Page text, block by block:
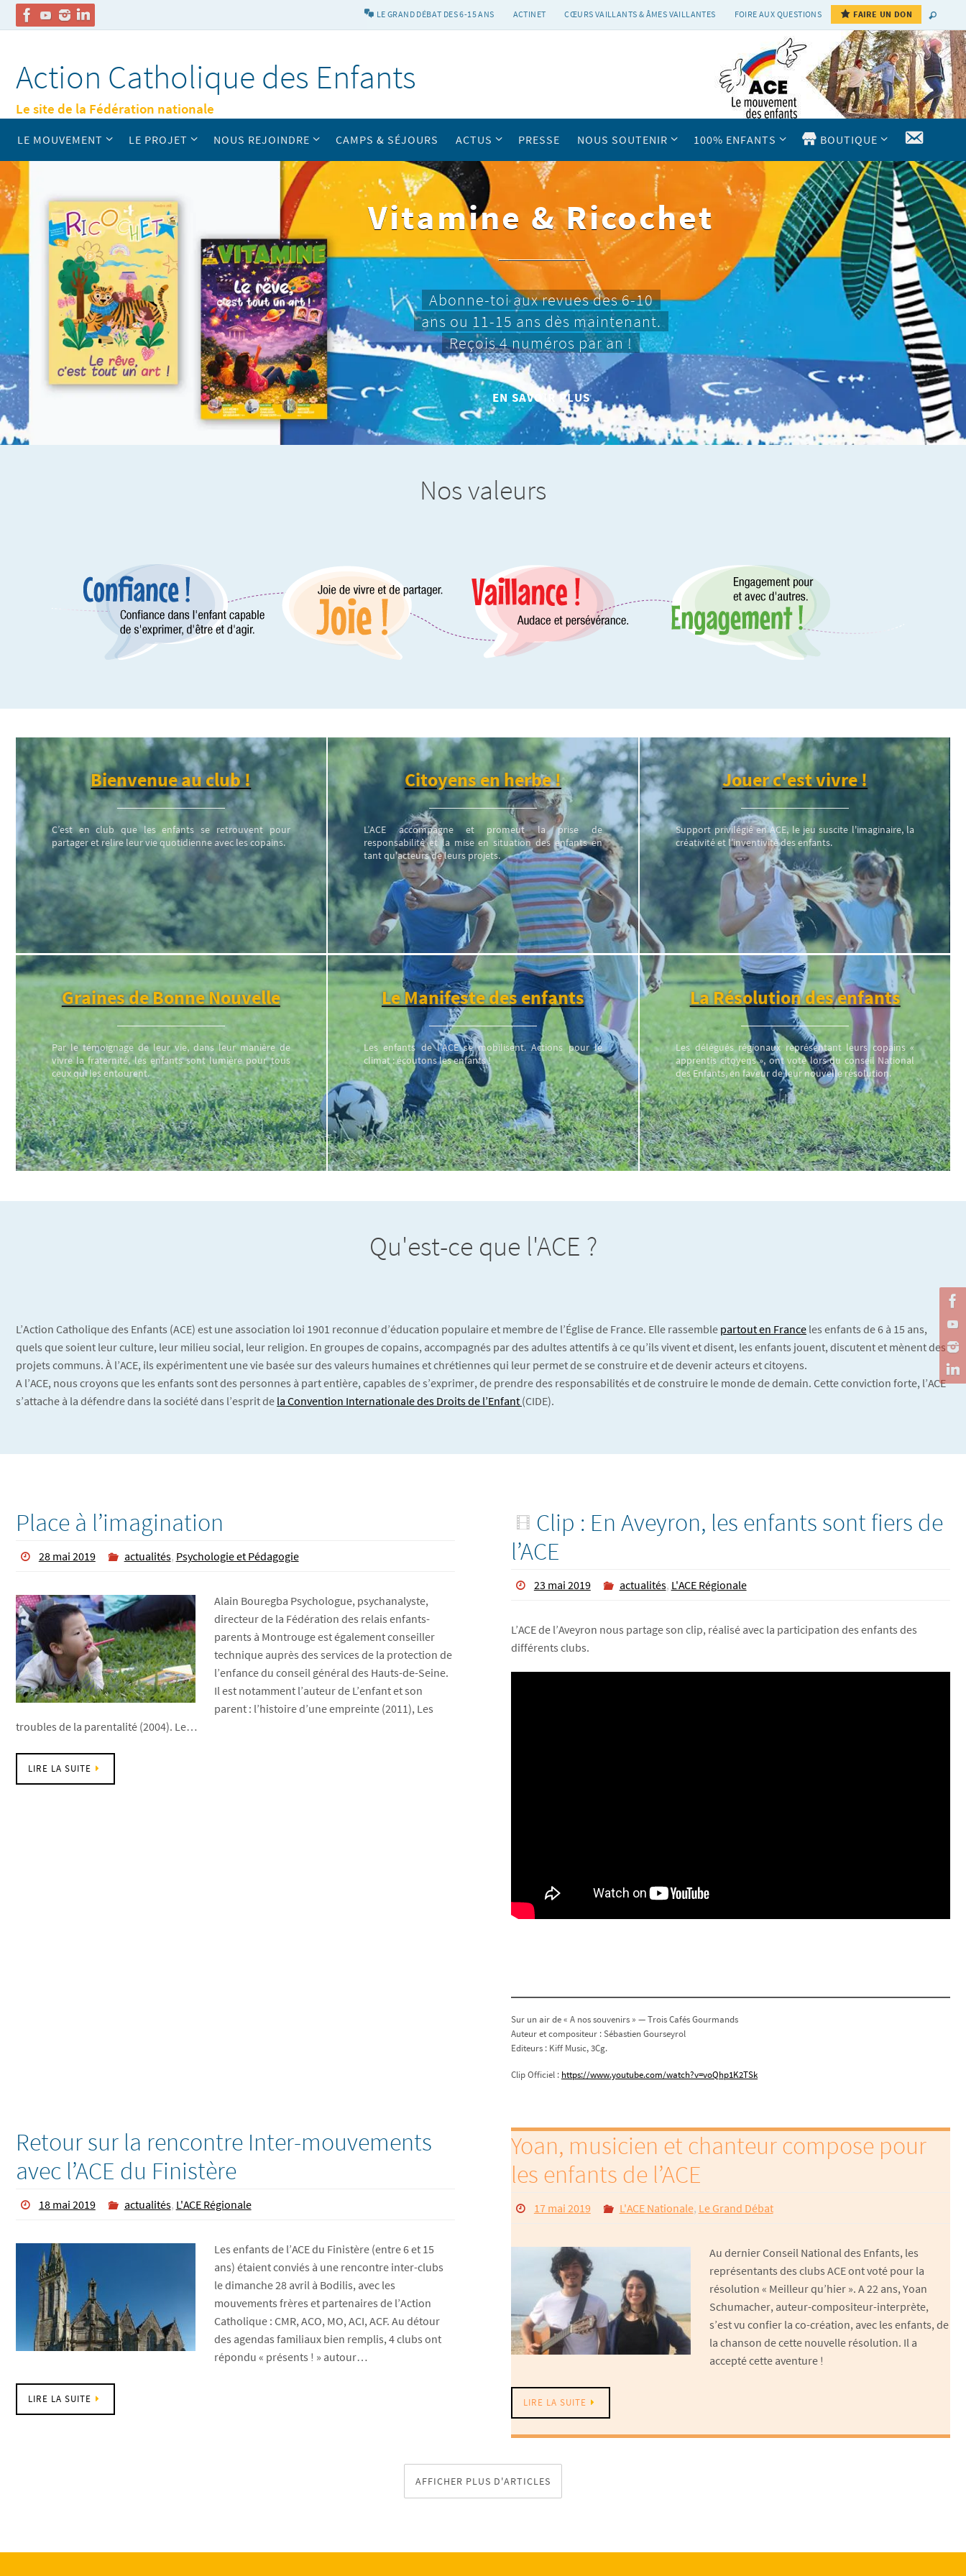
contenu
LE GRAND DÉBAT DES 6-15 ANS ACTINET CŒURS VAILLANTS & ÂMES VAILLANTES FOIRE AUX QUESTIONS FAIRE UN DON
Action Catholique des Enfants
Le site de la Fédération nationale
contenu
LE MOUVEMENT LE PROJET NOUS REJOINDRE CAMPS & SÉJOURS ACTUS PRESSE NOUS SOUTENIR 100% ENFANTS BOUTIQUE
Vitamine & Ricochet
Abonne-toi aux revues des 6-10
ans ou 11-15 ans dès maintenant.
Reçois 4 numéros par an !
EN SAVOIR PLUS
Nos valeurs
Bienvenue au club !
C’est en club que les enfants se retrouvent pour
partager et relire leur vie quotidienne avec les copains.
Citoyens en herbe !
L’ACE accompagne et promeut la prise de
responsabilité et la mise en situation des enfants en
tant qu'acteurs de leurs projets.
Jouer c'est vivre !
Support privilégié en ACE, le jeu suscite l'imaginaire, la
créativité et l’inventivité des enfants.
Graines de Bonne Nouvelle
Par le témoignage de leur vie, dans leur manière de
vivre la fraternité, les enfants sont lumière pour tous
ceux qui les entourent.
Le Manifeste des enfants
Les enfants de l’ACE se mobilisent. Actions pour le
climat : écoutons les enfants !
La Résolution des enfants
Les délégués régionaux représentant leurs copains «
apprentis citoyens », ont voté lors du conseil National
des Enfants, en faveur de leur nouvelle résolution.
Qu'est-ce que l'ACE ?
L’Action Catholique des Enfants (ACE) est une association loi 1901 reconnue d’éducation populaire et membre de l’Église de France. Elle rassemble partout en France les enfants de 6 à 15 ans,
quels que soient leur culture, leur milieu social, leur religion. En groupes de copains, accompagnés par des adultes attentifs à ce qu’ils vivent et disent, les enfants jouent, discutent et mènent des
projets communs. À l’ACE, ils expérimentent une vie basée sur des valeurs humaines et chrétiennes qui leur permet de se construire et de devenir acteurs et citoyens.
A l’ACE, nous croyons que les enfants sont des personnes à part entière, capables de s’exprimer, de prendre des responsabilités et de construire le monde de demain. Cette conviction forte, l’ACE
s’attache à la défendre dans la société dans l’esprit de la Convention Internationale des Droits de l’Enfant (CIDE).
Place à l’imagination
28 mai 2019 actualités, Psychologie et Pédagogie
Alain Bouregba Psychologue, psychanalyste,
directeur de la Fédération des relais enfants-
parents à Montrouge est également conseiller
technique auprès des services de la protection de
l’enfance du conseil général des Hauts-de-Seine.
Il est notamment l’auteur de L’enfant et son
parent : l’histoire d’une empreinte (2011), Les
troubles de la parentalité (2004). Le…
LIRE LA SUITE
Clip : En Aveyron, les enfants sont fiers de
l’ACE
23 mai 2019 actualités, L'ACE Régionale
L’ACE de l’Aveyron nous partage son clip, réalisé avec la participation des enfants des
différents clubs.
Sur un air de « A nos souvenirs » — Trois Cafés Gourmands
Auteur et compositeur : Sébastien Gourseyrol
Editeurs : Kiff Music, 3Cg.
Clip Officiel : https://www.youtube.com/watch?v=voQhp1K2TSk
Retour sur la rencontre Inter-mouvements
avec l’ACE du Finistère
18 mai 2019 actualités, L'ACE Régionale
Les enfants de l’ACE du Finistère (entre 6 et 15
ans) étaient conviés à une rencontre inter-clubs
le dimanche 28 avril à Bodilis, avec les
mouvements frères et partenaires de l’Action
Catholique : CMR, ACO, MO, ACI, ACF. Au détour
des agendas familiaux bien remplis, 4 clubs ont
répondu « présents ! » autour…
LIRE LA SUITE
Yoan, musicien et chanteur compose pour
les enfants de l’ACE
17 mai 2019 L'ACE Nationale, Le Grand Débat
Au dernier Conseil National des Enfants, les
représentants des clubs ACE ont voté pour la
résolution « Meilleur qu’hier ». A 22 ans, Yoan
Schumacher, auteur-compositeur-interprète,
s’est vu confier la co-création, avec les enfants, de
la chanson de cette nouvelle résolution. Il a
accepté cette aventure !
LIRE LA SUITE
AFFICHER PLUS D'ARTICLES